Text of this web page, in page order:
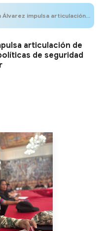
de las ODDI para garantizar políticas de seguridad en el municipio Libertador
articulación de
de seguridad